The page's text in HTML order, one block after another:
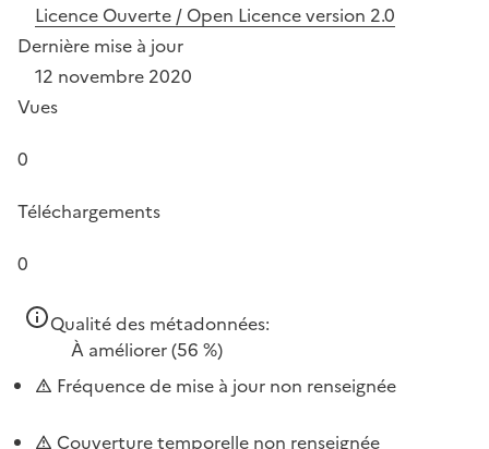
Licence Ouverte / Open Licence version 2.0
Dernière mise à jour
12 novembre 2020
Vues
0
Téléchargements
0
Qualité des métadonnées:
À améliorer(56 %)
Fréquence de mise à jour non renseignée
Couverture temporelle non renseignée